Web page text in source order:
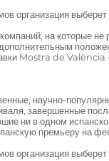
организация
на которые не
Mostra de
научно-
завершенные
ни в одном
премьеру на
организация